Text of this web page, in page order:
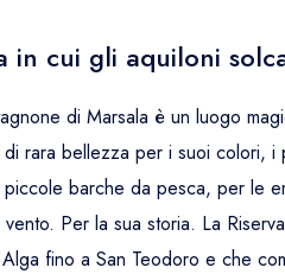
in cui gli aquiloni
di Marsala è un luogo
rara bellezza per i suoi colori,
barche da pesca, per le
Per la sua storia. La
fino a San Teodoro e che